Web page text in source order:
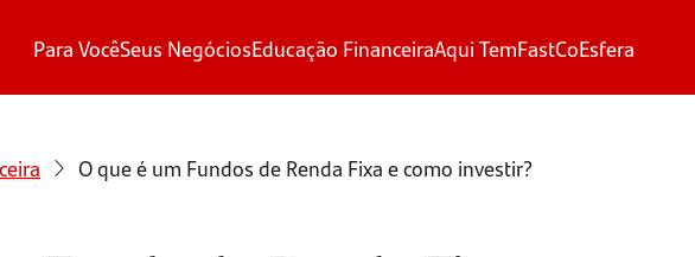
Para VocêSeus NegóciosEducação FinanceiraAqui TemFastCoEsfera
O que é um Fundos de Renda Fixa e como investir?